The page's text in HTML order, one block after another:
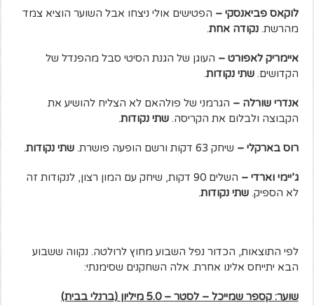
לוקאס פביאנסקי – הפטישים אולי ניצחו אבל השוער הוציא צמד
מהרשת.נקודה אחת.
איימריק לאפורט – העוגן של הגנת הסיטי סבל מהפנדל של
הקדושים.שתי נקודות.
אנדרי שורלה – הגרמני של פולהאם לא הצליח להושיע את
הקבוצה ולבלום את הקריסה.שתי נקודות.
רוס בארקלי – שיחק 63 דקות ורשם הופעה פושרת. שתי נקודות.
ג’יימי וארדי –
השלים 90 דקות, שיחק עם המון רצון, לנקודות זה
לא הספיק.שתי נקודות.
לפי התוצאות, הכדור נפל השבוע מחוץ לרולטה. נקווה ששבוע
הבא יתייחס אלינו אחרת. אלה השחקנים שסימנתי:
שוער: קספר שמייכל – לסטר – 5.0 מיליון (ברנלי בבית)